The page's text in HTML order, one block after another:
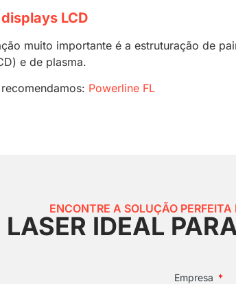
LCD
muito importante é a estruturação de
e de plasma.
: Powerline FL
ENCONTRE A SOLUÇÃO PERFEITA
LASER IDEAL
Empresa